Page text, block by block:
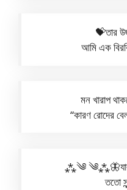
💝তার
আমি এক
মন খারাপ
“কারণ রোদের
⁂༄ ༄⁂🦋যার
ততো